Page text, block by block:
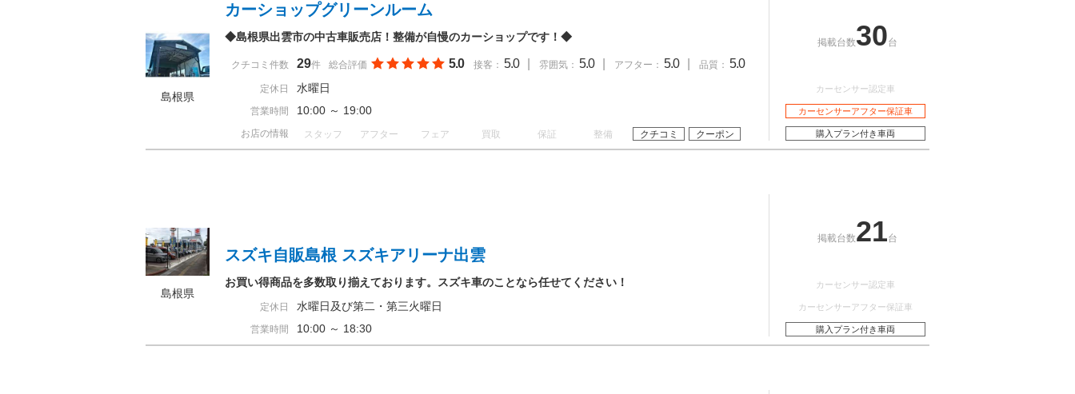
島根県
カーショップグリーンルーム
◆島根県出雲市の中古車販売店！整備が自慢のカーショップです！◆
クチコミ件数 29件 総合評価 5.0 接客： 5.0 雰囲気： 5.0 アフター： 5.0 品質： 5.0
定休日 水曜日
営業時間 10:00 ～ 19:00
お店の情報 スタッフ アフター フェア 買取 保証 整備 クチコミ クーポン
掲載台数30台
カーセンサー認定車
カーセンサーアフター保証車
購入プラン付き車両
島根県
スズキ自販島根 スズキアリーナ出雲
お買い得商品を多数取り揃えております。スズキ車のことなら任せてください！
定休日 水曜日及び第二・第三火曜日
営業時間 10:00 ～ 18:30
掲載台数21台
カーセンサー認定車
カーセンサーアフター保証車
購入プラン付き車両